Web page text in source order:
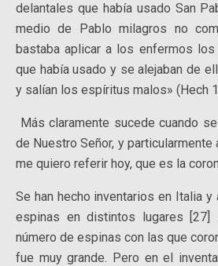
delantales que había usado San
medio de Pablo milagros no
bastaba aplicar a los enfermos
que había usado y se alejaban de
y salían los espíritus malos» (Hech
Más claramente sucede cuando
de Nuestro Señor, y particularmente
me quiero referir hoy, que es la
Se han hecho inventarios en Italia y
espinas en distintos lugares [27]
número de espinas con las que
fue muy grande. Pero en el